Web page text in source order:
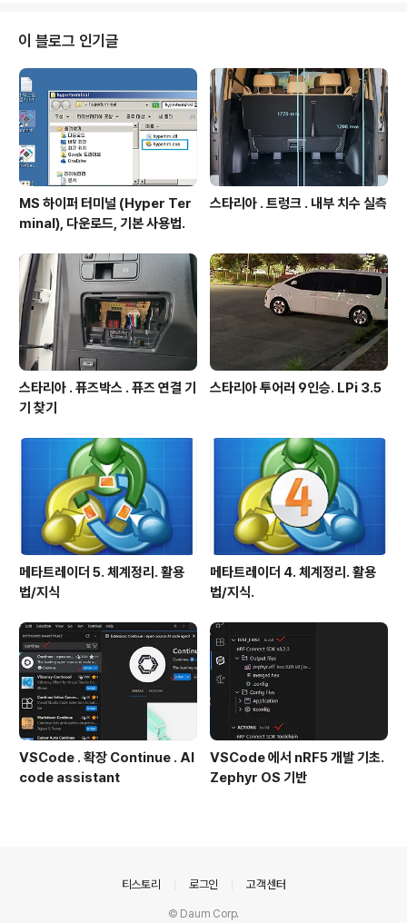
단위로 판매) 17928.0₩ 5% OFF|5 개/몫 양방향 거울
300x400x1mm 직사각형 양면 거울 반사 표면을 통해
볼 수 있습니다 Smarter Shopping, Better Living! Al
iexpress.com ko.aliexp..
이 블로그 인기글
MS 하이퍼 터미널 (Hyper Ter
minal), 다운로드, 기본 사용법.
스타리아 . 트렁크 . 내부 치수 실측
스타리아 . 퓨즈박스 . 퓨즈 연결 기
기 찾기
스타리아 투어러 9인승. LPi 3.5
메타트레이더 5. 체계정리. 활용
법/지식
메타트레이더 4. 체계정리. 활용
법/지식.
VSCode . 확장 Continue . AI
code assistant
VSCode 에서 nRF5 개발 기초.
Zephyr OS 기반
티스토리 로그인 고객센터
© Daum Corp.